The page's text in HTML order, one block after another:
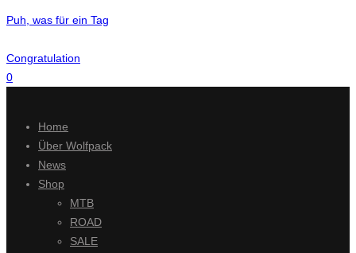
Puh, was für ein Tag
Congratulation
0
Home
Über Wolfpack
News
Shop
MTB
ROAD
SALE